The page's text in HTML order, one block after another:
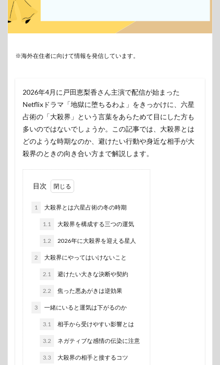
※海外在住者に向けて情報を発信しています。
2026年4月に戸田恵梨香さん主演で配信が始まった
Netflixドラマ「地獄に堕ちるわよ」をきっかけに、六星
占術の「大殺界」という言葉をあらためて目にした方も
多いのではないでしょうか。この記事では、大殺界とは
どのような時期なのか、避けたい行動や身近な相手が大
殺界のときの向き合い方まで解説します。
目次
1 大殺界とは六星占術の冬の時期
1.1 大殺界を構成する三つの運気
1.2 2026年に大殺界を迎える星人
2 大殺界にやってはいけないこと
2.1 避けたい大きな決断や契約
2.2 焦った悪あがきは逆効果
3 一緒にいると運気は下がるのか
3.1 相手から受けやすい影響とは
3.2 ネガティブな感情の伝染に注意
3.3 大殺界の相手と接するコツ